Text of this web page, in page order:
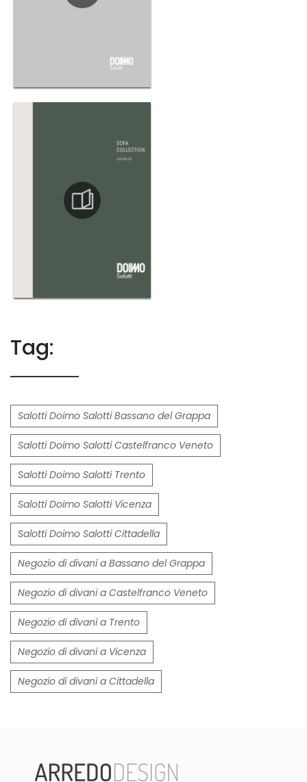
Tag:
Salotti Doimo Salotti Bassano del Grappa
Salotti Doimo Salotti Castelfranco Veneto
Salotti Doimo Salotti Trento
Salotti Doimo Salotti Vicenza
Salotti Doimo Salotti Cittadella
Negozio di divani a Bassano del Grappa
Negozio di divani a Castelfranco Veneto
Negozio di divani a Trento
Negozio di divani a Vicenza
Negozio di divani a Cittadella